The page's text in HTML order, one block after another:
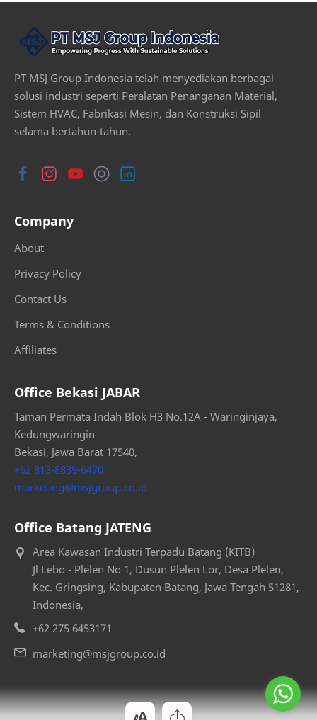
PT MSJ Group Indonesia telah menyediakan berbagai
solusi industri seperti Peralatan Penanganan Material,
Sistem HVAC, Fabrikasi Mesin, dan Konstruksi Sipil
selama bertahun-tahun.
Company
About
Privacy Policy
Contact Us
Terms & Conditions
Affiliates
Office Bekasi JABAR
Taman Permata Indah Blok H3 No.12A - Waringinjaya,
Kedungwaringin
Bekasi, Jawa Barat 17540,
+62 813-8839-6470
marketing@msjgroup.co.id
Office Batang JATENG
Area Kawasan Industri Terpadu Batang (KITB)
Jl Lebo - Plelen No 1, Dusun Plelen Lor, Desa Plelen,
Kec. Gringsing, Kabupaten Batang, Jawa Tengah 51281,
Indonesia,
+62 275 6453171
marketing@msjgroup.co.id